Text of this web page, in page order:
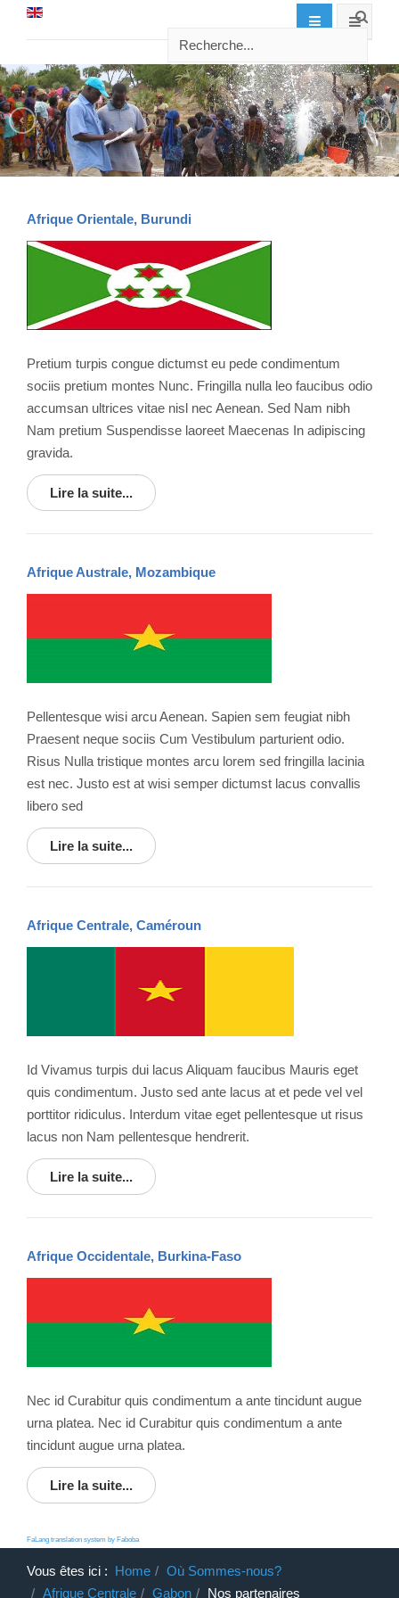
Afrique Orientale, Burundi
Pretium turpis congue dictumst eu pede condimentum
sociis pretium montes Nunc. Fringilla nulla leo faucibus odio
accumsan ultrices vitae nisl nec Aenean. Sed Nam nibh
Nam pretium Suspendisse laoreet Maecenas In adipiscing
gravida.
Lire la suite...
Afrique Australe, Mozambique
Pellentesque wisi arcu Aenean. Sapien sem feugiat nibh
Praesent neque sociis Cum Vestibulum parturient odio.
Risus Nulla tristique montes arcu lorem sed fringilla lacinia
est nec. Justo est at wisi semper dictumst lacus convallis
libero sed
Lire la suite...
Afrique Centrale, Caméroun
Id Vivamus turpis dui lacus Aliquam faucibus Mauris eget
quis condimentum. Justo sed ante lacus at et pede vel vel
porttitor ridiculus. Interdum vitae eget pellentesque ut risus
lacus non Nam pellentesque hendrerit.
Lire la suite...
Afrique Occidentale, Burkina-Faso
Nec id Curabitur quis condimentum a ante tincidunt augue
urna platea. Nec id Curabitur quis condimentum a ante
tincidunt augue urna platea.
Lire la suite...
FaLang translation system by Faboba
Vous êtes ici : Home
Où Sommes-nous?
Afrique Centrale
Gabon Nos partenaires